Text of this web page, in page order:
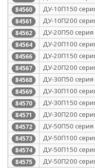
84560 ДУ-10П150
84561 ДУ-10П200
84562 ДУ-20П50
84564 ДУ-20П100
84566 ДУ-20П150
84567 ДУ-20П200
84568 ДУ-30П50
84569 ДУ-30П100
84570 ДУ-30П150
84571 ДУ-30П200
84572 ДУ-50П50
84573 ДУ-50П100
84574 ДУ-50П150
84575 ДУ-50П200